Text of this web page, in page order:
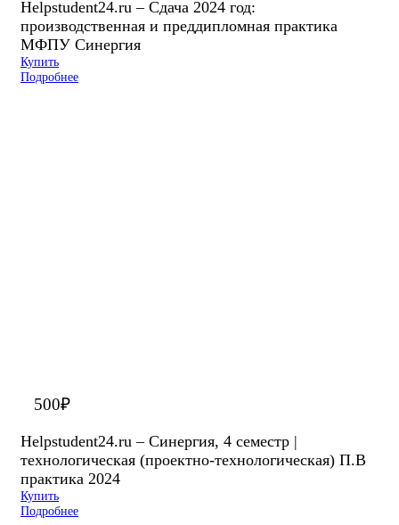
Helpstudent24.ru – Сдача 2024 год:
производственная и преддипломная практика
МФПУ Синергия
Купить
Подробнее
500₽
Helpstudent24.ru – Синергия, 4 семестр |
технологическая (проектно-технологическая) П.В
практика 2024
Купить
Подробнее